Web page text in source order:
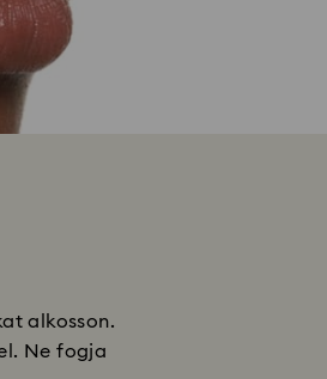
alkosson.
Ne fogja